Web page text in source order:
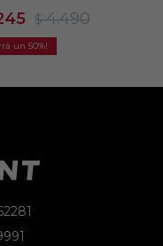
$ 4.490
50